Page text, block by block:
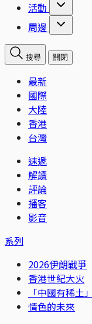
活動
周邊
搜尋 關閉
最新
國際
大陸
香港
台灣
速遞
解讀
評論
播客
影音
系列
2026伊朗戰爭
香港世紀大火
「中國有稀土」
情色的未來